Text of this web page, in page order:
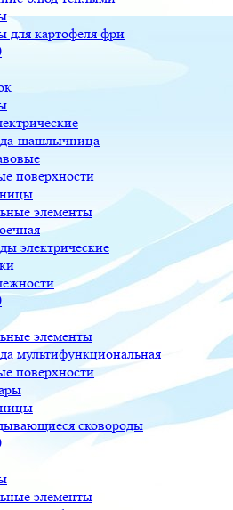
для картофеля фри
шашлычница
поверхности
элементы
электрические
элементы
мультифункциональная
поверхности
сковороды
элементы